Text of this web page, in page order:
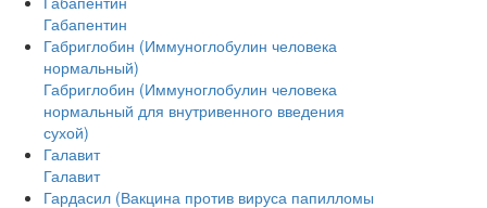
Габапентин
Габриглобин (Иммуноглобулин человека
нормальный)
Габриглобин (Иммуноглобулин человека
нормальный для внутривенного введения
сухой)
Галавит
Галавит
Гардасил (Вакцина против вируса папилломы